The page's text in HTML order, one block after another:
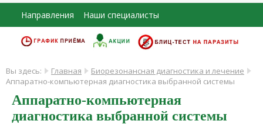
Направления Наши специалисты
Вы здесь: Главная
Биорезонансная диагностика и лечение
Аппаратно-компьютерная диагностика выбранной системы
Аппаратно-компьютерная
диагностика выбранной системы